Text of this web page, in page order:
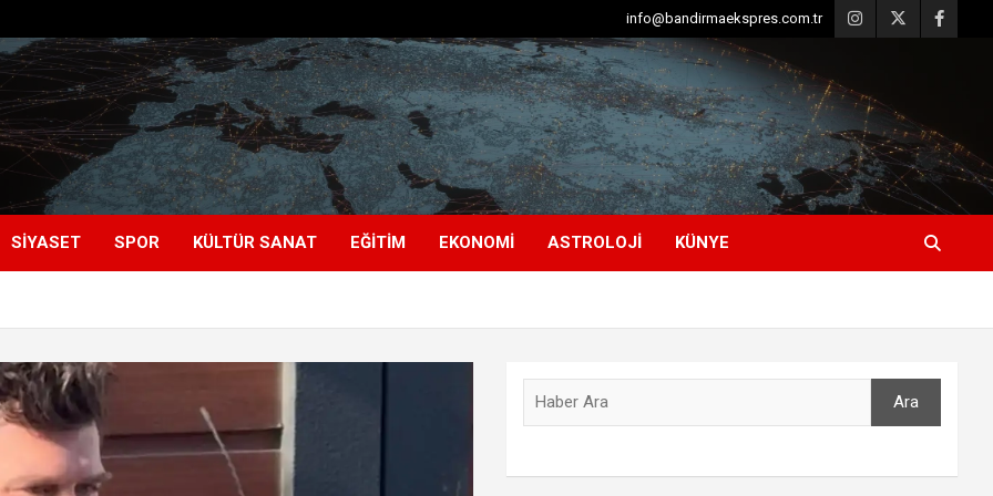
info@bandirmaekspres.com.tr
SIYASET SPOR KÜLTÜR SANAT EĞITIM EKONOMI ASTROLOJI KÜNYE
Ara